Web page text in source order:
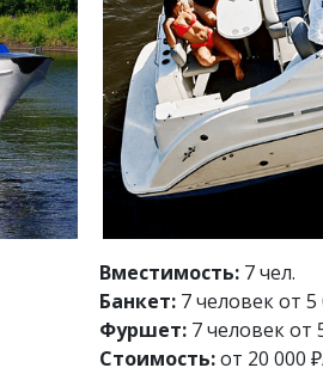
Вместимость: 7 чел.
Банкет: 7 человек от 5
Фуршет: 7 человек от
Стоимость:от 20 000